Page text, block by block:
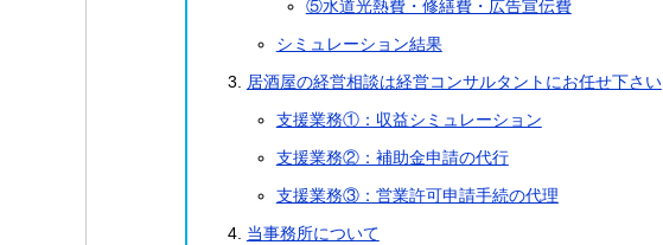
⑤水道光熱費・修繕費・広告宣伝費
シミュレーション結果
居酒屋の経営相談は経営コンサルタントにお任せ下さい
支援業務①：収益シミュレーション
支援業務②：補助金申請の代行
支援業務③：営業許可申請手続の代理
当事務所について